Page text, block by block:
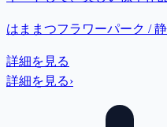
はままつフラワーパーク /
詳細を見る
詳細を見る›